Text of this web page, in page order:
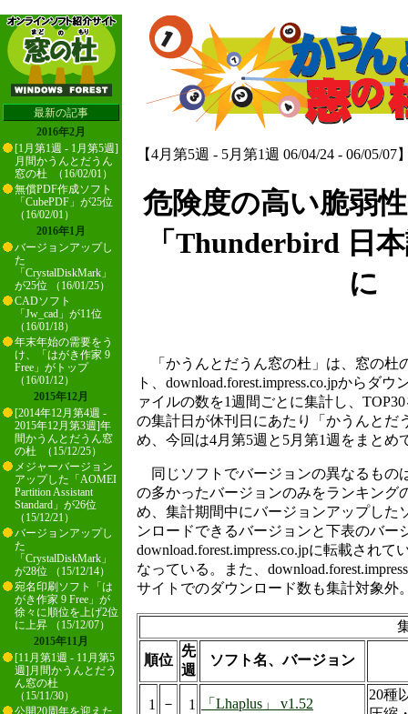
最新の記事
2016年2月
[1月第1週 - 1月第5週]
月間かうんとだうん
窓の杜 （16/02/01）
無償PDF作成ソフト
「CubePDF」が25位
（16/02/01）
2016年1月
バージョンアップし
た
「CrystalDiskMark」
が25位 （16/01/25）
CADソフト
「Jw_cad」が11位
（16/01/18）
年末年始の需要をう
け、「はがき作家 9
Free」がトップ
（16/01/12）
2015年12月
[2014年12月第4週 -
2015年12月第3週]年
間かうんとだうん窓
の杜 （15/12/25）
メジャーバージョン
アップした「AOMEI
Partition Assistant
Standard」が26位
（15/12/21）
バージョンアップし
た
「CrystalDiskMark」
が28位 （15/12/14）
宛名印刷ソフト「は
がき作家 9 Free」が
徐々に順位を上げ2位
に上昇 （15/12/07）
2015年11月
[11月第1週 - 11月第5
週]月間かうんとだう
ん窓の杜
（15/11/30）
公開20周年を迎えた
【4月第5週 - 5月第1週 06/04/24 - 06/05/07
危険度の高い脆弱
「Thunderbird 日
に
「かうんとだうん窓の杜」は、窓の杜
ト、download.forest.impress.co.jpからダ
ァイルの数を1週間ごとに集計し、
の集計日が休刊日にあたり「かうんとだ
め、今回は4月第5週と5月第1週をまとめ
同じソフトでバージョンの異なるもの
の多かったバージョンのみをランキング
め、集計期間中にバージョンアップした
ンロードできるバージョンと下表のバー
download.forest.impress.co.jpに転載され
なっている。また、
サイトでのダウンロード数も集計対象外
順位
先
週
ソフト名、バージョン
1 － 1 「Lhaplus」 v1.52
20種